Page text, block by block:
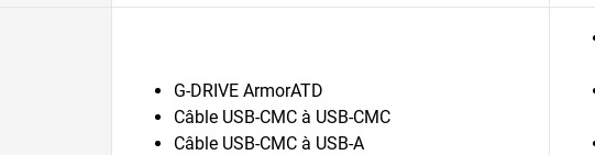
G-DRIVE ArmorATD
Câble USB-CMC à USB-CMC
Câble USB-CMC à USB-A